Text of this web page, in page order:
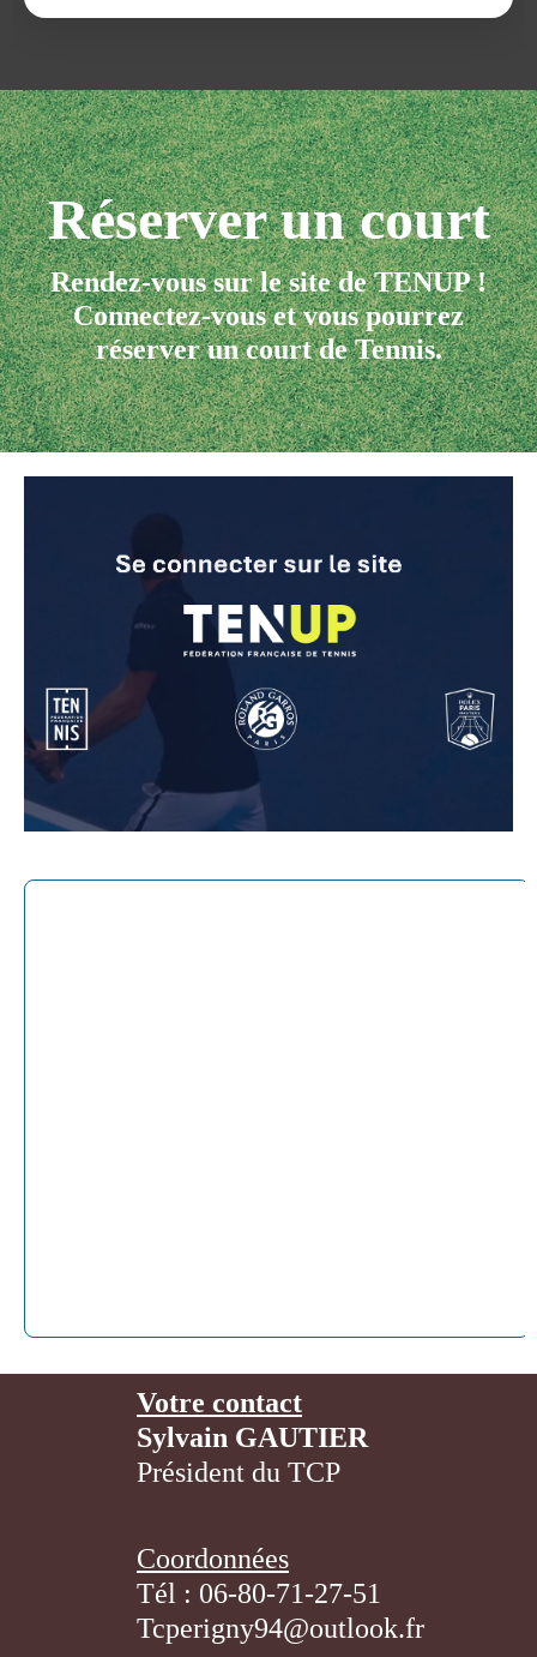
Réserver un court
Rendez-vous sur le site de TENUP !
Connectez-vous et vous pourrez
réserver un court de Tennis.
Votre contact
Sylvain GAUTIER
Président du TCP
Coordonnées
Tél : 06-80-71-27-51
Tcperigny94@outlook.fr